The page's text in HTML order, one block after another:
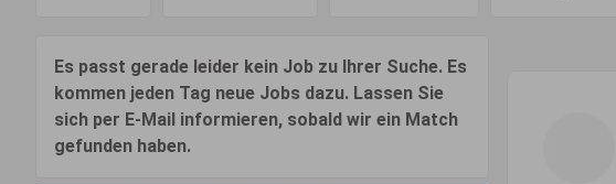
Es passt gerade leider kein Job zu Ihrer Suche. Es
kommen jeden Tag neue Jobs dazu. Lassen Sie
sich per E-Mail informieren, sobald wir ein Match
gefunden haben.